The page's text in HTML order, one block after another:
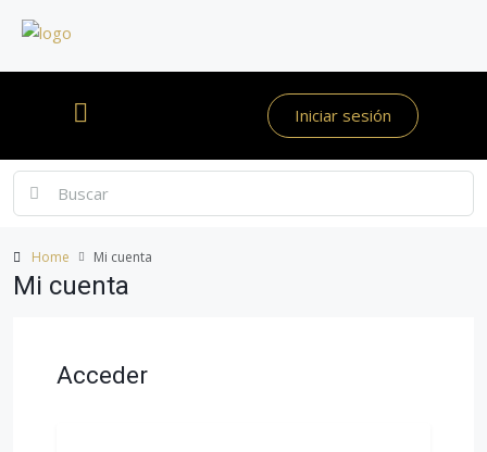
Iniciar sesión
Home Mi cuenta
Mi cuenta
Acceder